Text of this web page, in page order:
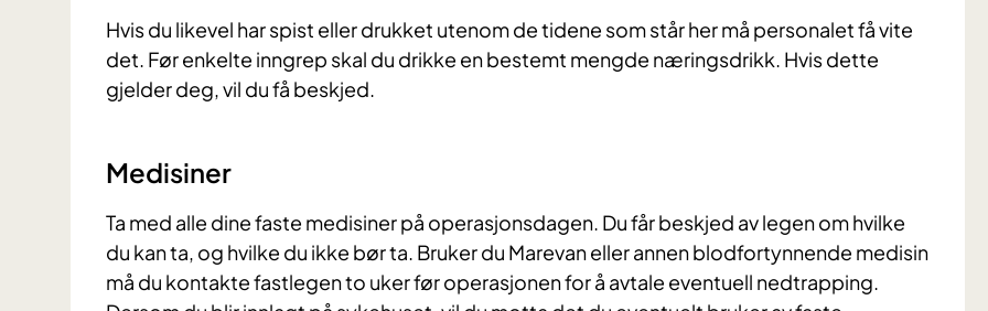
Hvis du likevel har spist eller drukket utenom de tidene som står her må personalet få vite
det. Før enkelte inngrep skal du drikke en bestemt mengde næringsdrikk. Hvis dette
gjelder deg, vil du få beskjed.
Medisiner
Ta med alle dine faste medisiner på operasjonsdagen. Du får beskjed av legen om hvilke
du kan ta, og hvilke du ikke bør ta. Bruker du Marevan eller annen blodfortynnende medisin
må du kontakte fastlegen to uker før operasjonen for å avtale eventuell nedtrapping.